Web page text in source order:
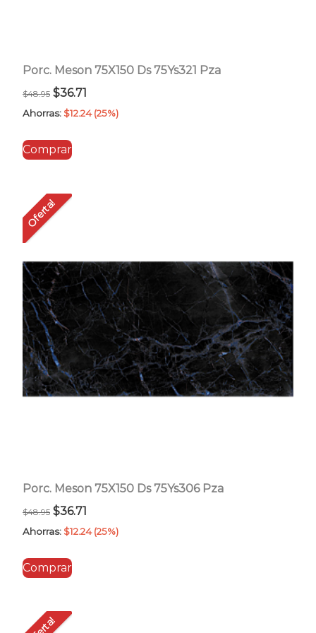
Porc. Meson 75X150 Ds 75Ys321 Pza
$48.95 El
precio
era:
$36.71
precio
Ahorras: $12.24 (25%)
Comprar
Oferta!
Porc. Meson 75X150 Ds 75Ys306 Pza
$48.95 El
precio
era:
$36.71
precio
Ahorras: $12.24 (25%)
Comprar